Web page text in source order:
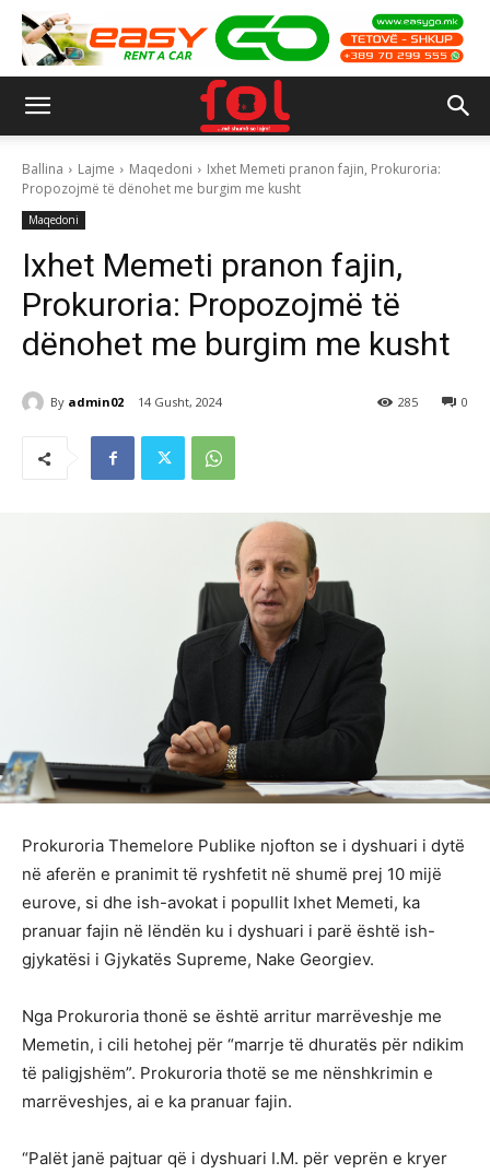
Ballina Lajme Maqedoni
Ixhet Memeti pranon fajin, Prokuroria:
Propozojmë të dënohet me burgim me kusht
Maqedoni
Ixhet Memeti pranon fajin,
Prokuroria: Propozojmë të
dënohet me burgim me kusht
By admin02 14 Gusht, 2024 0
285
Prokuroria Themelore Publike njofton se i dyshuari i dytë
në aferën e pranimit të ryshfetit në shumë prej 10 mijë
eurove, si dhe ish-avokat i popullit Ixhet Memeti, ka
pranuar fajin në lëndën ku i dyshuari i parë është ish-
gjykatësi i Gjykatës Supreme, Nake Georgiev.
Nga Prokuroria thonë se është arritur marrëveshje me
Memetin, i cili hetohej për “marrje të dhuratës për ndikim
të paligjshëm”. Prokuroria thotë se me nënshkrimin e
marrëveshjes, ai e ka pranuar fajin.
“Palët janë pajtuar që i dyshuari I.M. për veprën e kryer